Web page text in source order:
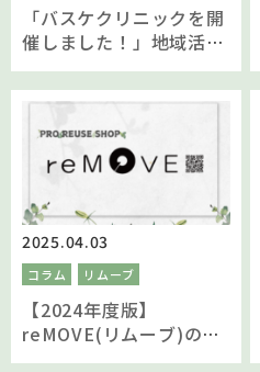
「バスケクリニックを開
催しました！」地域活動
の報告
2025.04.03
コラム リムーブ
【2024年度版】
reMOVE(リムーブ)の買
取実績を数字で振り返る